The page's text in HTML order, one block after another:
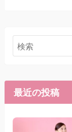
最近の投稿